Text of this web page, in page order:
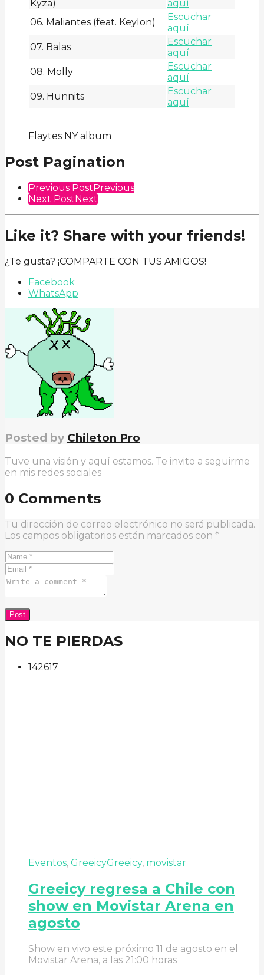
Kyza)
aquí
06. Maliantes (feat. Keylon)
Escuchar
aquí
07. Balas
Escuchar
aquí
08. Molly
Escuchar
aquí
09. Hunnits
Escuchar
aquí
Flaytes NY album
Post Pagination
Previous PostPrevious
Next PostNext
Like it? Share with your friends!
¿Te gusta? ¡COMPARTE CON TUS AMIGOS!
Facebook
WhatsApp
Posted by Chileton Pro
Tuve una visión y aquí estamos. Te invito a seguirme
en mis redes sociales
0 Comments
Tu dirección de correo electrónico no será publicada.
Los campos obligatorios están marcados con *
NO TE PIERDAS
142617
Eventos, GreeicyGreeicy, movistar
Greeicy regresa a Chile con
show en Movistar Arena en
agosto
Show en vivo este próximo 11 de agosto en el
Movistar Arena, a las 21:00 horas